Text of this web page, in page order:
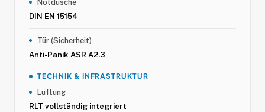
Notdusche
DIN EN 15154
Tür (Sicherheit)
Anti-Panik ASR A2.3
TECHNIK & INFRASTRUKTUR
Lüftung
RLT vollständig integriert